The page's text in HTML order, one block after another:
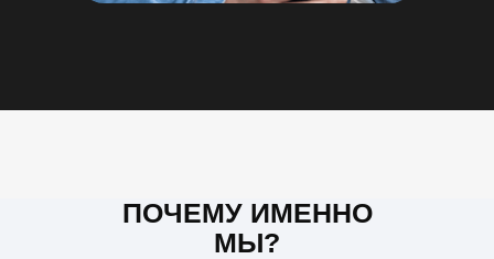
ПОЧЕМУ ИМЕННО
МЫ?